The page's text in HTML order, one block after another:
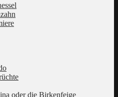
oder die Birkenfeige